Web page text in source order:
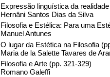
Expressão linguística da
Hernâni Santos Dias da Silva
Filosofia e Estélica: Para uma
Manuel Antunes
O lugar da Estética na Filosofia
Maria de la Salette Tavares de
Filosofia e Arte (pp. 321-329)
Romano Galeffi